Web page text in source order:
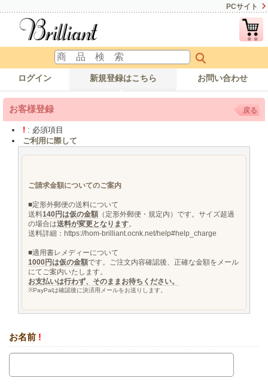
PCサイト
ログイン 新規登録はこちら お問い合わせ
お客様登録 戻る
! : 必須項目
ご利用に際して
ご請求金額についてのご案内
■定形外郵便の送料について
送料140円は仮の金額 （定形外郵便・規定内）です。サイズ超過
の場合は送料が変更となります
送料詳細：https://hom-brilliant.ocnk.net/help#help_charge
■適用書レメディーについて
1000円は仮の金額です。ご注文内容確認後、正確な金額をメール
にてご案内いたします。
お支払いは行わず、そのままお待ちください。
※PayPalは確認後に決済用メールをお送りします。
お名前 !